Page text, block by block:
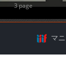
3 page
マ